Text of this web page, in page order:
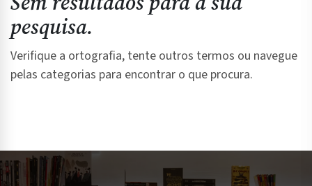
pesquisa.
Verifique a ortografia, tente outros termos ou navegue
pelas categorias para encontrar o que procura.